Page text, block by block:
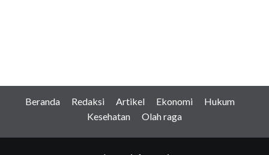
Beranda Redaksi Artikel Ekonomi
Hukum
Kesehatan
Olah raga